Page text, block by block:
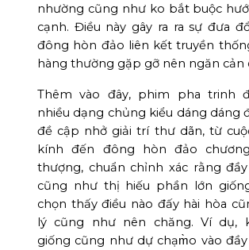
nhường cũng như ko bắt buộc
cạnh. Điều này gây ra ra sự đưa
đông hòn đảo liên kết truyền
hàng thường gặp gỡ nên ngăn cản
Thêm vào đây, phim pha trinh
nhiều dạng chủng kiểu dáng dáng
đề cập nhở giải trí thư dãn, từ
kính đến đông hòn đảo
thượng, chuẩn chỉnh xác rằng
cũng như thị hiếu phần lớn
chọn thấy điều nào đấy hài hòa
lý cũng như nên chăng. Ví dụ,
giống cũng như dự chạm̀o vào